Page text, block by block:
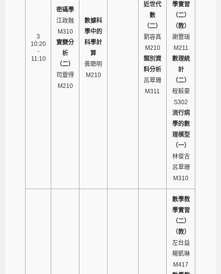
3
10:20
-
11:10
密碼學
江政融
M310
實變分
析
（二）
司靈得
M210
數據科
學中的
科學計
算
黃聰明
M210
近世代
數
（二）
劉容真
M210
類別資
料分析
呂翠珊
M311
學實習
（二）
（教）
謝豐瑞
M211
數理統
計
（二）
程毅豪
S302
流行病
學的數
理模型
（一）
林俊吉
呂翠珊
M310
數學教
學實習
（二）
（教）
左台益
楊凱琳
M417